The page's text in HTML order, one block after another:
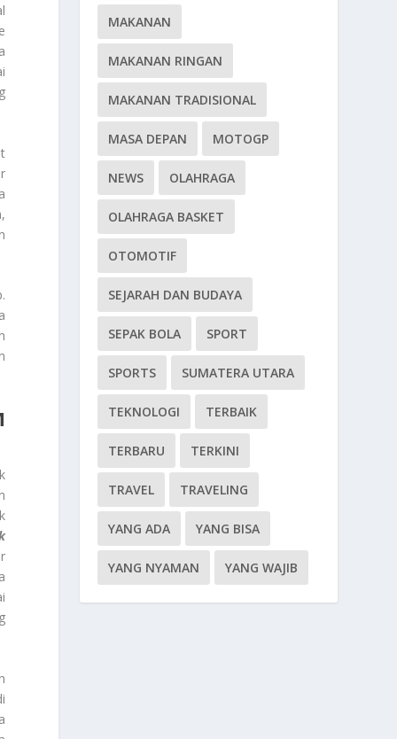
MAKANAN
MAKANAN RINGAN
MAKANAN TRADISIONAL
MASA DEPAN MOTOGP
NEWS OLAHRAGA
OLAHRAGA BASKET
OTOMOTIF
SEJARAH DAN BUDAYA
SEPAK BOLA SPORT
SPORTS SUMATERA UTARA
TEKNOLOGI TERBAIK
TERBARU TERKINI
TRAVEL TRAVELING
YANG ADA YANG BISA
YANG NYAMAN YANG WAJIB